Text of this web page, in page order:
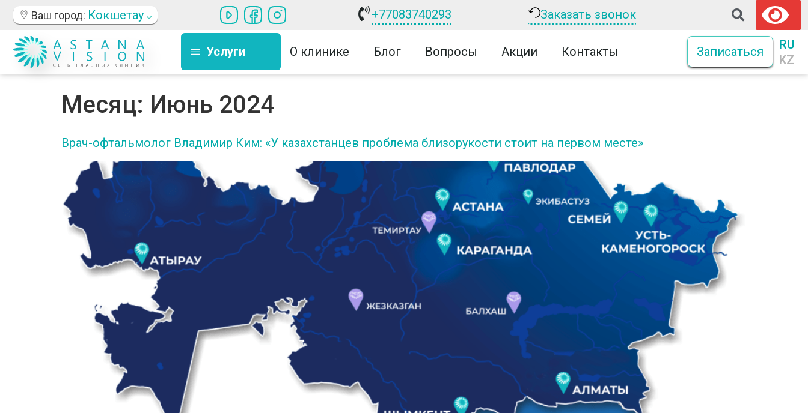
Ваш город: Кокшетау +77083740293 Заказать звонок
Услуги О клинике Блог Вопросы Акции Контакты Записаться
RU
KZ
Месяц: Июнь 2024
Врач-офтальмолог Владимир Ким: «У казахстанцев проблема близорукости стоит на первом месте»